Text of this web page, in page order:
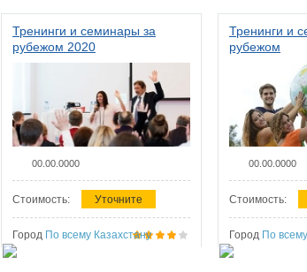
Тренинги и семинары за
рубежом 2020
00.00.0000
Стоимость: Уточните
Город По всему Казахстану
Тренинги и
рубежом
00.00.0000
Стоимость:
Город По